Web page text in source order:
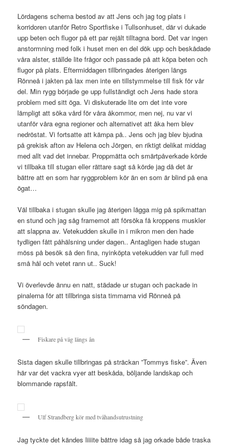
Lördagens schema bestod av att Jens och jag tog plats i
korridoren utanför Retro Sportfiske i Tullsonhuset, där vi dukade
upp beten och flugor på ett par rejält tilltagna bord. Det var ingen
anstormning med folk i huset men en del dök upp och beskådade
våra alster, ställde lite frågor och passade på att köpa beten och
flugor på plats. Eftermiddagen tillbringades återigen längs
Rönneå i jakten på lax men inte en tillstymmelse till fisk för vår
del. Min rygg började ge upp fullständigt och Jens hade stora
problem med sitt öga. Vi diskuterade lite om det inte vore
lämpligt att söka vård för våra åkommor, men nej, nu var vi
utanför våra egna regioner och alternativet att åka hem blev
nedröstat. Vi fortsatte att kämpa på.. Jens och jag blev bjudna
på grekisk afton av Helena och Jörgen, en riktigt delikat middag
med allt vad det innebar. Proppmätta och smärtpåverkade körde
vi tillbaka till stugan eller rättare sagt så körde jag då det är
bättre att en som har ryggproblem kör än en som är blind på ena
ögat…
Väl tillbaka i stugan skulle jag återigen lägga mig på spikmattan
en stund och jag såg framemot att försöka få kroppens muskler
att slappna av. Vetekudden skulle in i mikron men den hade
tydligen fått påhälsning under dagen.. Antagligen hade stugan
möss på besök så den fina, nyinköpta vetekudden var full med
små hål och vetet rann ut.. Suck!
Vi överlevde ännu en natt, städade ur stugan och packade in
pinalerna för att tillbringa sista timmarna vid Rönneå på
söndagen.
Fiskare på väg längs ån
Sista dagen skulle tillbringas på sträckan ”Tommys fiske”. Även
här var det vackra vyer att beskåda, böljande landskap och
blommande rapsfält.
Ulf Strandberg kör med tvåhandsutrustning
Jag tyckte det kändes liiiite bättre idag så jag orkade både traska